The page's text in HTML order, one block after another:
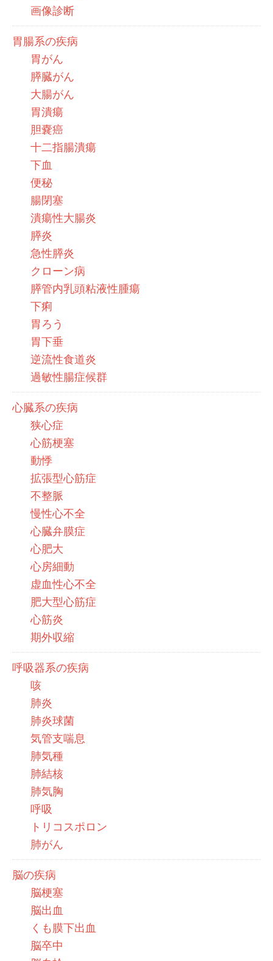
画像診断
胃腸系の疾病
胃がん
膵臓がん
大腸がん
胃潰瘍
胆嚢癌
十二指腸潰瘍
下血
便秘
腸閉塞
潰瘍性大腸炎
膵炎
急性膵炎
クローン病
膵管内乳頭粘液性腫瘍
下痢
胃ろう
胃下垂
逆流性食道炎
過敏性腸症候群
心臓系の疾病
狭心症
心筋梗塞
動悸
拡張型心筋症
不整脈
慢性心不全
心臓弁膜症
心肥大
心房細動
虚血性心不全
肥大型心筋症
心筋炎
期外収縮
呼吸器系の疾病
咳
肺炎
肺炎球菌
気管支喘息
肺気種
肺結核
肺気胸
呼吸
トリコスポロン
肺がん
脳の疾病
脳梗塞
脳出血
くも膜下出血
脳卒中